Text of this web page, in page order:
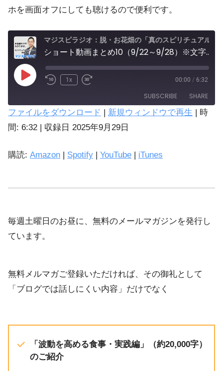
ホを画面オフにしても聴けるので便利です。
ショート動画まとめ10（9/22～9/28）※文字起こしはウェブサイトへ
1x 00:00 / 6:32
SUBSCRIBE SHARE
Amazon
SHARE
EMBED
ファイルをダウンロード | 新規ウィンドウで再生 | 時
間: 6:32 | 収録日 2025年9月29日
購読: Amazon | Spotify | YouTube | iTunes
毎週土曜日のお昼に、無料のメールマガジンを発行し
ています。
無料メルマガご登録いただければ、その御礼として
「ブログでは話しにくい内容」だけでなく
「波動を高める食事・実践編」（約20,000字）
のご紹介